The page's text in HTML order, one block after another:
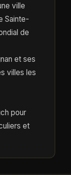
ville
Sainte-
de
et ses
villes les
pour
et